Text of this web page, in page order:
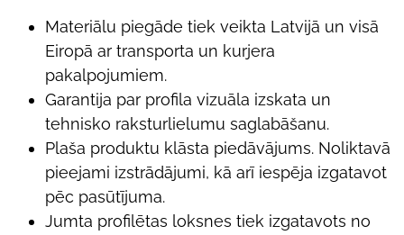
Materiālu piegāde tiek veikta Latvijā un visā
Eiropā ar transporta un kurjera
pakalpojumiem.
Garantija par profila vizuāla izskata un
tehnisko raksturlielumu saglabāšanu.
Plaša produktu klāsta piedāvājums. Noliktavā
pieejami izstrādājumi, kā arī iespēja izgatavot
pēc pasūtījuma.
Jumta profilētas loksnes tiek izgatavots no